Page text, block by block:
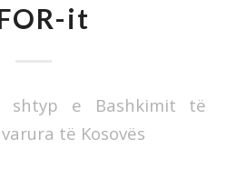
it
shtyp e Bashkimit të
të Kosovës